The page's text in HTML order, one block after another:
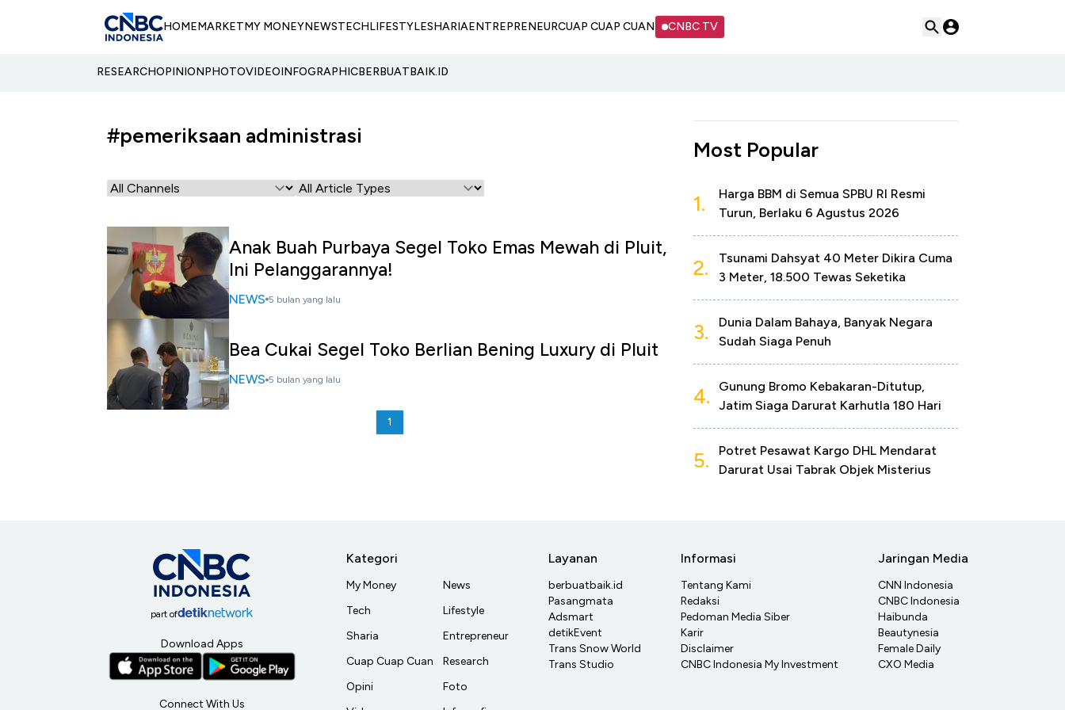
HOMEMARKETMY MONEYNEWSTECHLIFESTYLESHARIAENTREPRENEURCUAP CUAP CUAN CNBC TV
RESEARCHOPINIONPHOTOVIDEOINFOGRAPHICBERBUATBAIK.ID
#pemeriksaan administrasi
Anak Buah Purbaya Segel Toko Emas Mewah di Pluit,
Ini Pelanggarannya!
NEWS 5 bulan yang lalu
Bea Cukai Segel Toko Berlian Bening Luxury di Pluit
NEWS 5 bulan yang lalu
1
Most Popular
1.
Harga BBM di Semua SPBU RI Resmi
Turun, Berlaku 6 Agustus 2026
2.
Tsunami Dahsyat 40 Meter Dikira Cuma
3 Meter, 18.500 Tewas Seketika
3.
Dunia Dalam Bahaya, Banyak Negara
Sudah Siaga Penuh
4.
Gunung Bromo Kebakaran-Ditutup,
Jatim Siaga Darurat Karhutla 180 Hari
5.
Potret Pesawat Kargo DHL Mendarat
Darurat Usai Tabrak Objek Misterius
part of
Download Apps
Connect With Us
Kategori
My Money
Tech
Sharia
Cuap Cuap Cuan
Opini
News
Lifestyle
Entrepreneur
Research
Foto
Layanan
berbuatbaik.id
Pasangmata
Adsmart
detikEvent
Trans Snow World
Trans Studio
Informasi
Tentang Kami
Redaksi
Pedoman Media Siber
Karir
Disclaimer
CNBC Indonesia My Investment
Jaringan Media
CNN Indonesia
CNBC Indonesia
Haibunda
Beautynesia
Female Daily
CXO Media